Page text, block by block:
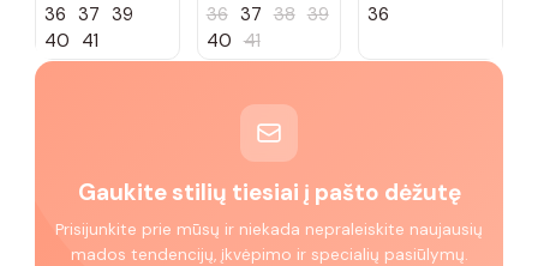
baltos spalvos
36 37 39
40 41
36 37 38 39
40 41
36
Gaukite stilių tiesiai į pašto dėžutę
Prisijunkite prie mūsų ir niekada nepraleiskite naujausių
mados tendencijų, įkvėpimo ir specialių pasiūlymų.